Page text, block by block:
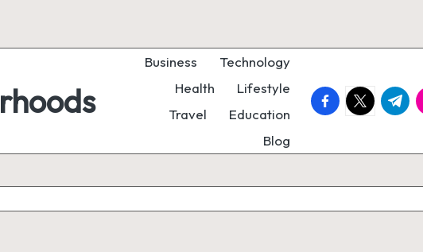
Business
Technology
Health
Lifestyle
Travel
Education
Blog
facebook.com
twitter.com
t.me